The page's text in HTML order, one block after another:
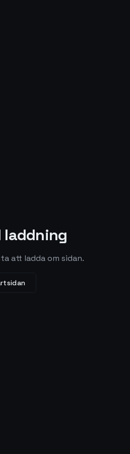
laddning
att ladda om sidan.